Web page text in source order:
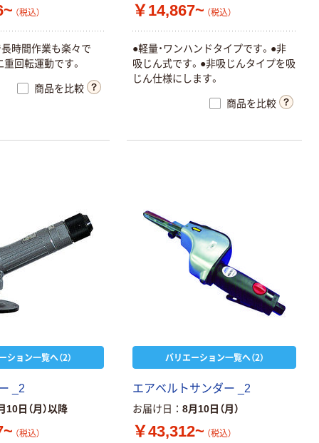
（税込）
長時間作業も楽々で
回転運動です。
商品を比較
￥14,867~ （税込）
●軽量・ワンハンドタイプです。●非
吸じん式です。●非吸じんタイプを吸
じん仕様にします。
商品を比較
ション一覧へ（2）
_2
10日（月）以降
（税込）
バリエーション一覧へ（2）
エアベルトサンダー _2
お届け日 8月10日（月）
￥43,312~ （税込）